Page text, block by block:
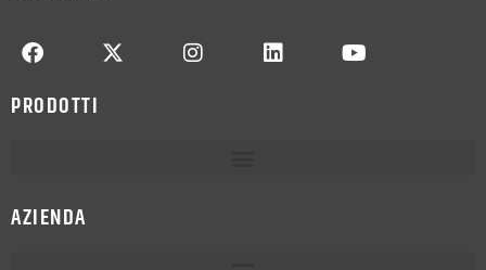
PRODOTTI
AZIENDA